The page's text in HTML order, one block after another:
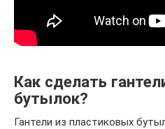
Как сделать
бутылок?
Гантели из пластиковых